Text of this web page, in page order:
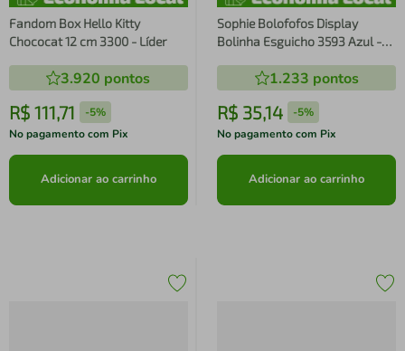
Fandom Box Hello Kitty
Chococat 12 cm 3300 - Líder
3.920 pontos
R$ 111,71 -5%
No pagamento com Pix
Adicionar ao carrinho
Sophie Bolofofos Display
Bolinha Esguicho 3593 Azul -
1.233 pontos
R$ 35,14 -5%
No pagamento com Pix
Adicionar ao carrinho